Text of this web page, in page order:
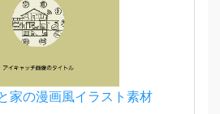
家の漫画風イラスト素材